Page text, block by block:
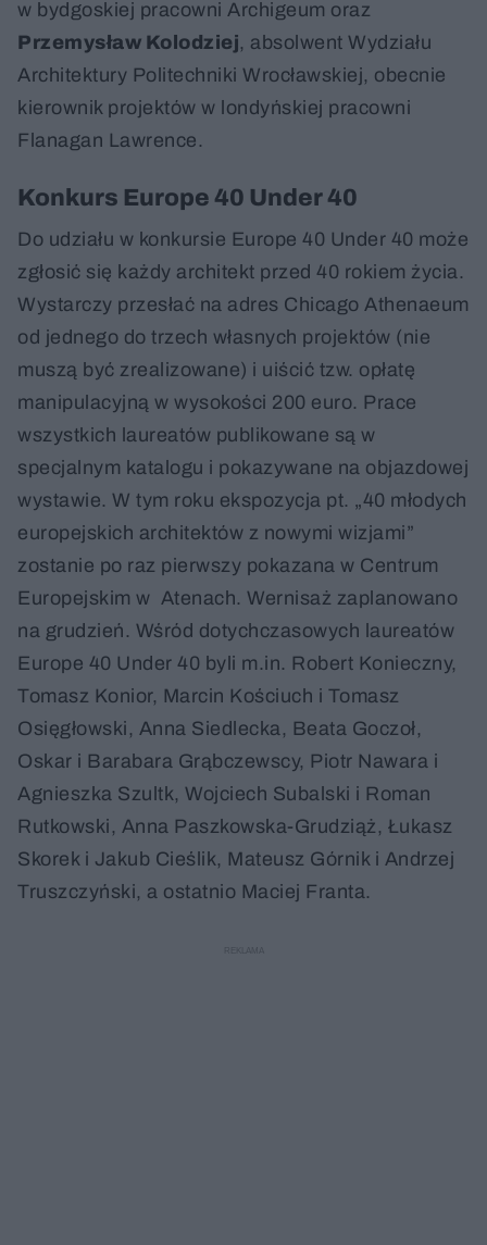
w bydgoskiej pracowni Archigeum oraz
Przemysław Kolodziej, absolwent Wydziału
Architektury Politechniki Wrocławskiej, obecnie
kierownik projektów w londyńskiej pracowni
Flanagan Lawrence.
Konkurs Europe 40 Under 40
Do udziału w konkursie Europe 40 Under 40 może
zgłosić się każdy architekt przed 40 rokiem życia.
Wystarczy przesłać na adres Chicago Athenaeum
od jednego do trzech własnych projektów (nie
muszą być zrealizowane) i uiścić tzw. opłatę
manipulacyjną w wysokości 200 euro. Prace
wszystkich laureatów publikowane są w
specjalnym katalogu i pokazywane na objazdowej
wystawie. W tym roku ekspozycja pt. „40 młodych
europejskich architektów z nowymi wizjami”
zostanie po raz pierwszy pokazana w Centrum
Europejskim w Atenach. Wernisaż zaplanowano
na grudzień. Wśród dotychczasowych laureatów
Europe 40 Under 40 byli m.in. Robert Konieczny,
Tomasz Konior, Marcin Kościuch i Tomasz
Osięgłowski, Anna Siedlecka, Beata Goczoł,
Oskar i Barabara Grąbczewscy, Piotr Nawara i
Agnieszka Szultk, Wojciech Subalski i Roman
Rutkowski, Anna Paszkowska-Grudziąż, Łukasz
Skorek i Jakub Cieślik, Mateusz Górnik i Andrzej
Truszczyński, a ostatnio Maciej Franta.